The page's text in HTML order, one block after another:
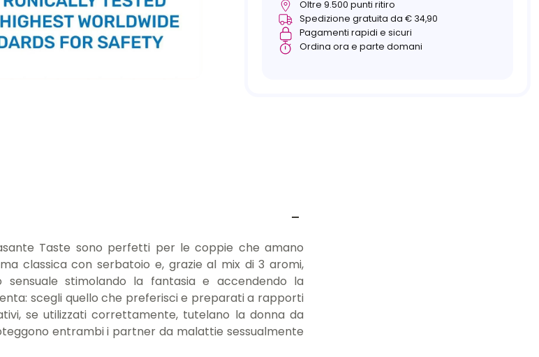
Oltre 9.500 punti ritiro
Spedizione gratuita da € 34,90
Pagamenti rapidi e sicuri
Ordina ora e parte domani
Taste sono perfetti per le coppie che amano
classica con serbatoio e, grazie al mix di 3 aromi,
sensuale stimolando la fantasia e accendendo la
scegli quello che preferisci e preparati a rapporti
se utilizzati correttamente, tutelano la donna da
entrambi i partner da malattie sessualmente